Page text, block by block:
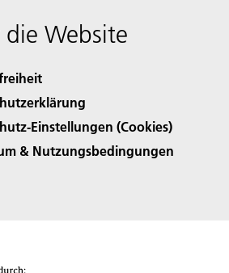
die Website
Einstellungen (Cookies)
& Nutzungsbedingungen